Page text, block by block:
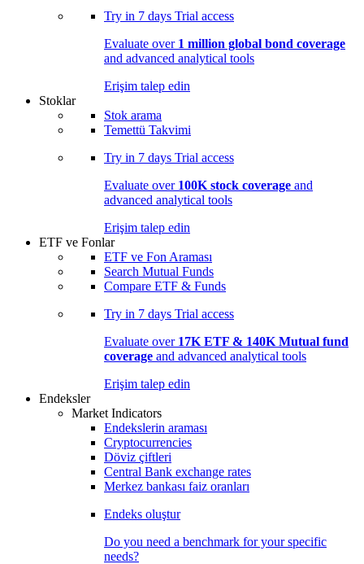
Try in 7 days Trial access
Evaluate over 1 million global bond coverage
and advanced analytical tools
Erişim talep edin
Stoklar
Stok arama
Temettü Takvimi
Try in 7 days Trial access
Evaluate over 100K stock coverage and
advanced analytical tools
Erişim talep edin
ETF ve Fonlar
ETF ve Fon Araması
Search Mutual Funds
Compare ETF & Funds
Try in 7 days Trial access
Evaluate over 17K ETF & 140K Mutual fund
coverage and advanced analytical tools
Erişim talep edin
Endeksler
Market Indicators
Endekslerin araması
Cryptocurrencies
Döviz çiftleri
Central Bank exchange rates
Merkez bankası faiz oranları
Endeks oluştur
Do you need a benchmark for your specific
needs?